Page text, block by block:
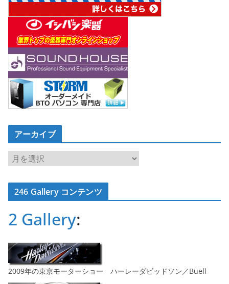
アーカイブ
ア
ー
カ
イ246 Gallery コンテンツ
2 Gallery:
2009年の東京モーターショー ハーレーダビッドソン／Buell